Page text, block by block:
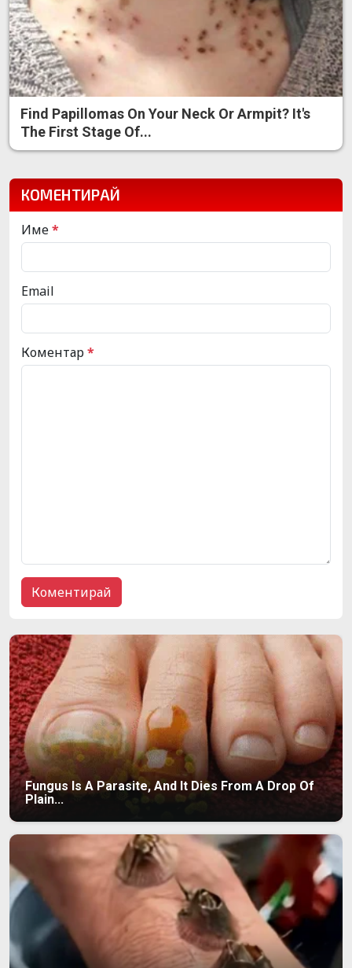
Find Papillomas On Your Neck Or Armpit? It's
The First Stage Of...
КОМЕНТИРАЙ
Име*
Email
Коментар*
Fungus Is A Parasite, And It Dies From A Drop Of
Plain...